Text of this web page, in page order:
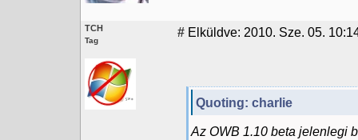
TCH
Tag
# Elküldve: 2010. Sze. 05.
Quoting: charlie
Az OWB 1.10 beta jelenlegi